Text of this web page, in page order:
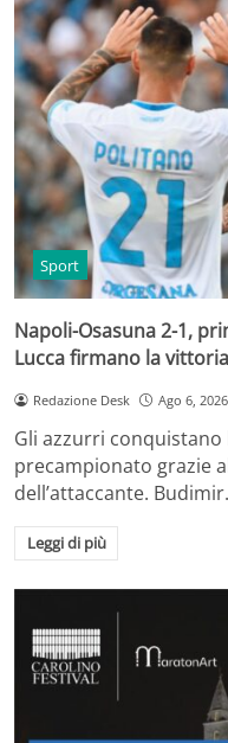
Sport
Napoli-Osasuna 2-1,
Lucca firmano la vittoria
Redazione Desk Ago 6,
Gli azzurri
precampionato grazie
dell’attaccante.
Leggi di più